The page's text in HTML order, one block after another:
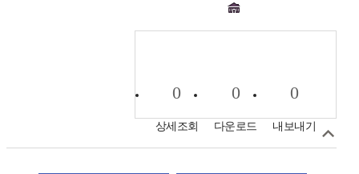
0
상세조회
0
다운로드
0
내보내기